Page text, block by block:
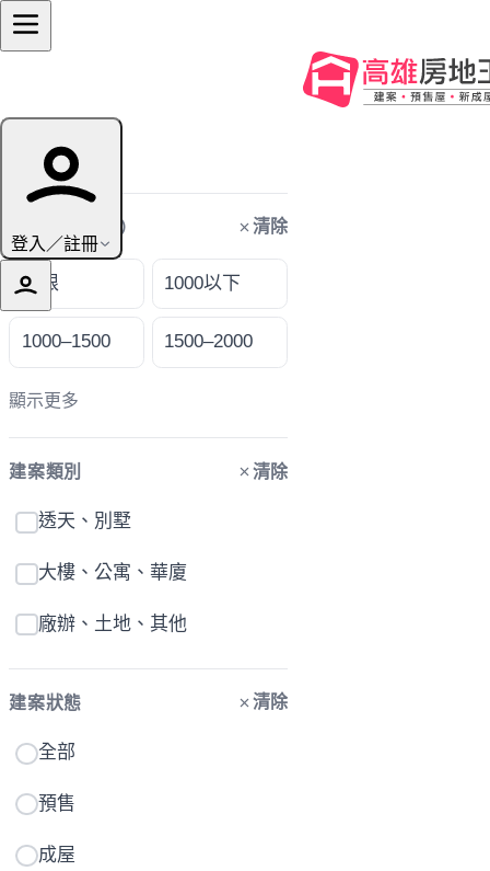
登入／註冊
篩選條件
購屋預算（萬） 清除
不限 1000以下
1000–1500 1500–2000
顯示更多
建案類別 清除
透天、別墅
大樓、公寓、華廈
廠辦、土地、其他
建案狀態 清除
全部
預售
成屋